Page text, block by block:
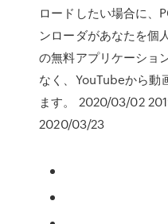
ロードしたい場合に、
ンローダがあなたを個
の無料アプリケーショ
なく、YouTubeから動
ます。 2020/03/02
2020/03/23